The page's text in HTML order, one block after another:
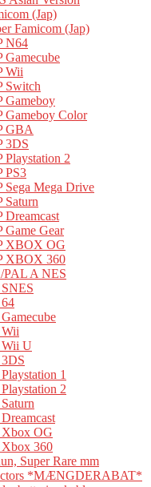
(Jap)
Famicom (Jap)
N64
Gamecube
Wii
Switch
Gameboy
Gameboy Color
GBA
3DS
Playstation 2
PS3
Sega Mega Drive
Saturn
Dreamcast
Game Gear
XBOX OG
XBOX 360
A NES
U
1
2
OG
360
Super Rare mm
*MÆNGDERABAT*